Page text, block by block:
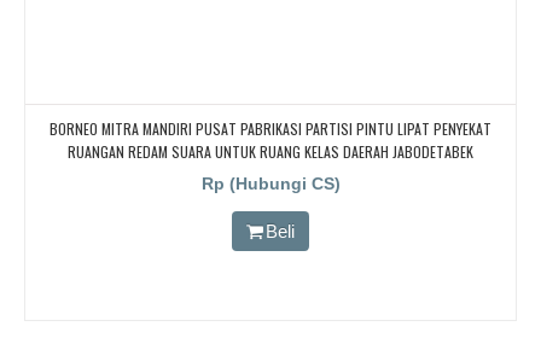
BORNEO MITRA MANDIRI PUSAT PABRIKASI PARTISI PINTU LIPAT PENYEKAT
RUANGAN REDAM SUARA UNTUK RUANG KELAS DAERAH JABODETABEK
Rp (Hubungi CS)
Beli